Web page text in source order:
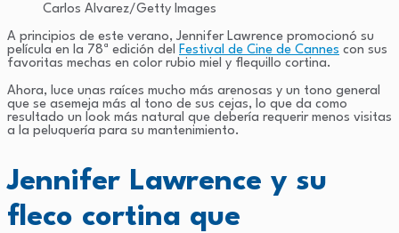
Carlos Alvarez/Getty Images
A principios de este verano, Jennifer Lawrence promocionó su
película en la 78ª edición del Festival de Cine de Cannes con sus
favoritas mechas en color rubio miel y flequillo cortina.
Ahora, luce unas raíces mucho más arenosas y un tono general
que se asemeja más al tono de sus cejas, lo que da como
resultado un look más natural que debería requerir menos visitas
a la peluquería para su mantenimiento.
Jennifer Lawrence y su
fleco cortina que